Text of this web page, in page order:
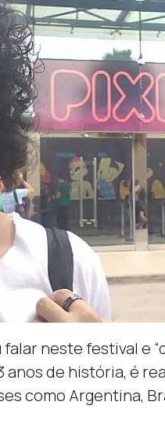
neste festival e
anos de história, é
como Argentina,